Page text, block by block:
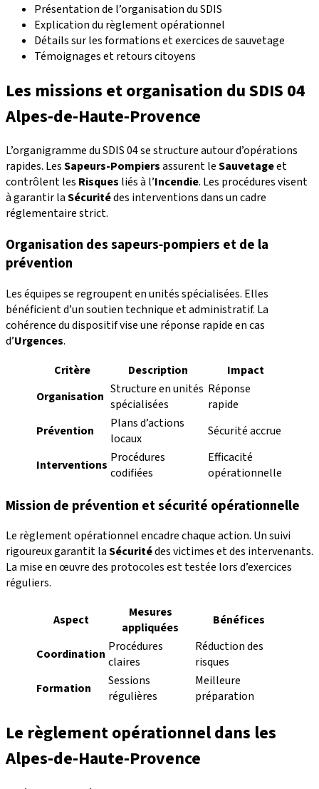
Présentation de l’organisation du SDIS
Explication du règlement opérationnel
Détails sur les formations et exercices de sauvetage
Témoignages et retours citoyens
Les missions et organisation du SDIS 04
Alpes‑de‑Haute‑Provence
L’organigramme du SDIS 04 se structure autour d’opérations
rapides. LesSapeurs-Pompiersassurent leSauvetageet
contrôlent les Risques liés à l’Incendie. Les procédures visent
à garantir laSécuritédes interventions dans un cadre
réglementaire strict.
Organisation des sapeurs‑pompiers et de la
prévention
Les équipes se regroupent en unités spécialisées. Elles
bénéficient d’un soutien technique et administratif. La
cohérence du dispositif vise une réponse rapide en cas
d’Urgences.
Critère
Description
Impact
Organisation Structure en unités
spécialisées
Réponse
rapide
Prévention
Plans d’actions
locaux
Sécurité accrue
Interventions Procédures
codifiées
Efficacité
opérationnelle
Mission de prévention et sécurité opérationnelle
Le règlement opérationnel encadre chaque action. Un suivi
rigoureux garantit laSécuritédes victimes et des intervenants.
La mise en œuvre des protocoles est testée lors d’exercices
réguliers.
Aspect
Mesures
appliquées
Bénéfices
Coordination Procédures
claires
Réduction des
risques
Formation
Sessions
régulières
Meilleure
préparation
Le règlement opérationnel dans les
Alpes‑de‑Haute‑Provence